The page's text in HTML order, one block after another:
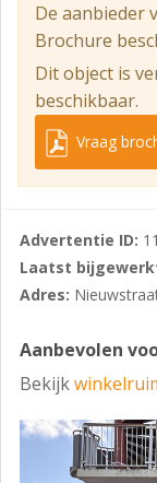
€ 1.295,00 per
Verhuurder
belaste verhuur.
HUURTERMIJN
De betaling van
eventueel
de
het
De aanbieder
Brochure
Dit object is
beschikbaar.
Vraag
Advertentie ID:
Laatst
Adres:
Aanbevolen
Bekijk